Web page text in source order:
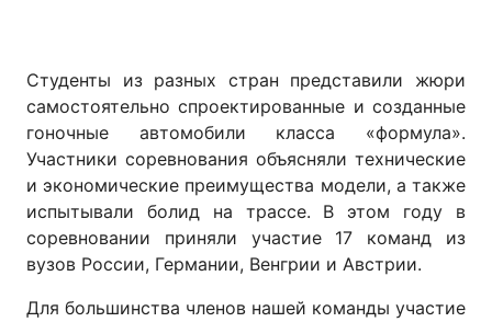
Студенты из разных стран представили жюри
самостоятельно спроектированные и созданные
гоночные автомобили класса «формула».
Участники соревнования объясняли технические
и экономические преимущества модели, а также
испытывали болид на трассе. В этом году в
соревновании приняли участие 17 команд из
вузов России, Германии, Венгрии и Австрии.
Для большинства членов нашей команды участие